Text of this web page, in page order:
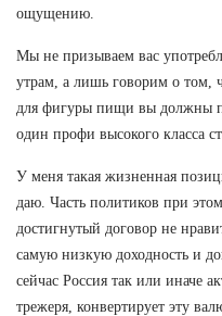
ощущению.
Мы не призываем вас
утрам, а лишь говорим о том,
для фигуры пищи вы должны
один профи высокого класса
У меня такая жизненная
даю. Часть политиков при
достигнутый договор не
самую низкую доходность и
сейчас Россия так или иначе
трежеря, конвертирует эту